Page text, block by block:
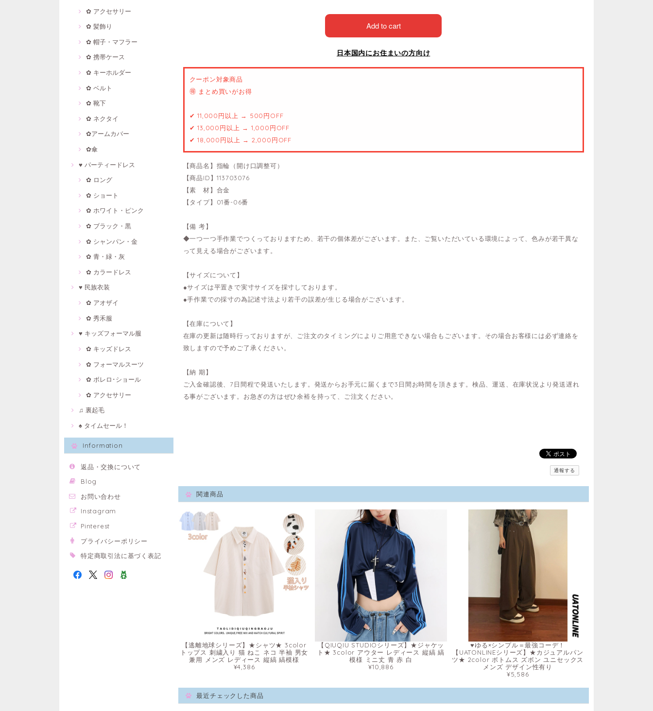
✿ アクセサリー
✿ 髪飾り
✿ 帽子・マフラー
✿ 携帯ケース
✿ キーホルダー
✿ ベルト
✿ 靴下
✿ ネクタイ
✿アームカバー
✿傘
♥ パーティードレス
✿ ロング
✿ ショート
✿ ホワイト・ピンク
✿ ブラック・黒
✿ シャンパン・金
✿ 青・緑・灰
✿ カラードレス
♥ 民族衣装
✿ アオザイ
✿ 秀禾服
♥ キッズフォーマル服
✿ キッズドレス
✿ フォーマルスーツ
✿ ボレロ･ショール
✿ アクセサリー
♫ 裏起毛
♠ タイムセール！
Information
返品・交換について
Blog
お問い合わせ
Instagram
Pinterest
プライバシーポリシー
特定商取引法に基づく表記
Add to cart
日本国内にお住まいの方向け
クーポン対象商品
🉐 まとめ買いがお得
✔ 11,000円以上 → 500円OFF
✔ 13,000円以上 → 1,000円OFF
✔ 18,000円以上 → 2,000円OFF
【商品名】指輪（開け口調整可）
【商品ID】113703076
【素 材】合金
【タイプ】01番-06番
【備 考】
◆一つ一つ手作業でつくっておりますため、若干の個体差がございます。また、ご覧いただいている環境によって、色みが若干異な
って見える場合がございます。
【サイズについて】
●サイズは平置きで実寸サイズを採寸しております。
●手作業での採寸の為記述寸法より若干の誤差が生じる場合がございます。
【在庫について】
在庫の更新は随時行っておりますが、ご注文のタイミングによりご用意できない場合もございます。その場合お客様には必ず連絡を
致しますので予めご了承ください。
【納 期】
ご入金確認後、7日間程で発送いたします。発送からお手元に届くまで3日間お時間を頂きます。検品、運送、在庫状況より発送遅れ
る事がございます。お急ぎの方はぜひ余裕を持って、ご注文ください。
通報する
関連商品
【逃離地球シリーズ】★シャツ★ 3color
トップス 刺繍入り 猫 ねこ ネコ 半袖 男女
兼用 メンズ レディース 縦縞 縞模様
¥4,386
【QIUQIU STUDIOシリーズ】★ジャケッ
ト★ 3color アウター レディース 縦縞 縞
模様 ミニ丈 青 赤 白
¥10,886
♥ゆる×シンプル＝最強コーデ！
【UATONLINEシリーズ】★カジュアルパン
ツ★ 2color ボトムス ズボン ユニセックス
メンズ デザイン性有り
¥5,586
最近チェックした商品